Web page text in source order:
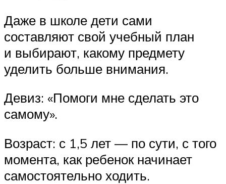
Даже в школе дети сами
составляют свой учебный план
и выбирают, какому предмету
уделить больше внимания.
Девиз: «Помоги мне сделать это
самому».
Возраст: с 1,5 лет — по сути, с того
момента, как ребенок начинает
самостоятельно ходить.